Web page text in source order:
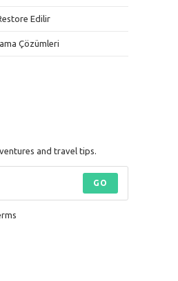
Edilir
Çözümleri
and travel tips.
GO